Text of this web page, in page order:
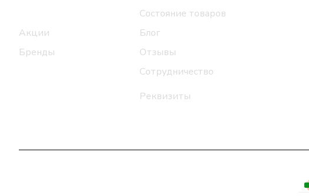
Акции
Бренды
Состояние товаров
Блог
Отзывы
Сотрудничество
Реквизиты